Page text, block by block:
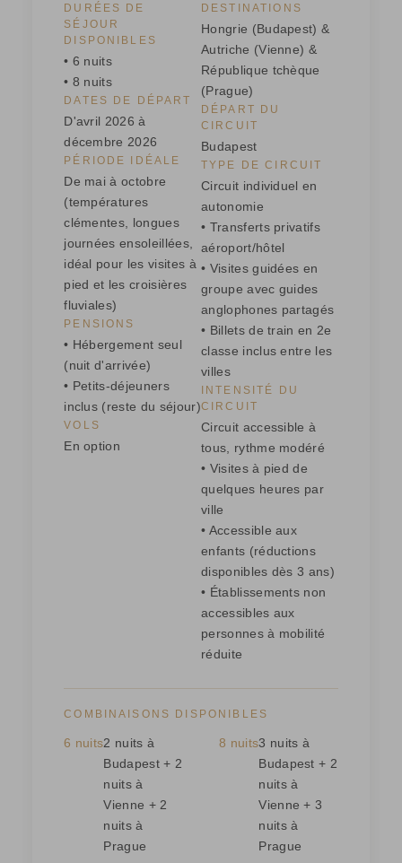
DURÉES DE
SÉJOUR
DISPONIBLES
• 6 nuits
• 8 nuits
DATES DE DÉPART
D'avril 2026 à
décembre 2026
PÉRIODE IDÉALE
De mai à octobre
(températures
clémentes, longues
journées ensoleillées,
idéal pour les visites à
pied et les croisières
fluviales)
PENSIONS
• Hébergement seul
(nuit d'arrivée)
• Petits-déjeuners
inclus (reste du séjour)
VOLS
En option
DESTINATIONS
Hongrie (Budapest) &
Autriche (Vienne) &
République tchèque
(Prague)
DÉPART DU
CIRCUIT
Budapest
TYPE DE CIRCUIT
Circuit individuel en
autonomie
• Transferts privatifs
aéroport/hôtel
• Visites guidées en
groupe avec guides
anglophones partagés
• Billets de train en 2e
classe inclus entre les
villes
INTENSITÉ DU
CIRCUIT
Circuit accessible à
tous, rythme modéré
• Visites à pied de
quelques heures par
ville
• Accessible aux
enfants (réductions
disponibles dès 3 ans)
• Établissements non
accessibles aux
personnes à mobilité
réduite
COMBINAISONS DISPONIBLES
6 nuits2 nuits à
Budapest + 2
nuits à
Vienne + 2
nuits à
Prague
8 nuits3 nuits à
Budapest + 2
nuits à
Vienne + 3
nuits à
Prague